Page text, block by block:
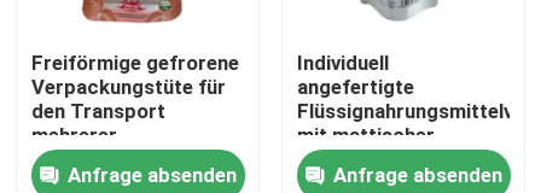
Qualitätskontrolle
Treten Sie mit uns in Verbindung
Freiförmige gefrorene
Verpackungstüte für
den Transport
mehrerer
Anwendungen
Anfrage absenden
Individuell
angefertigte
mit mattischer
Oberfläche und Folie
Anfrage absenden